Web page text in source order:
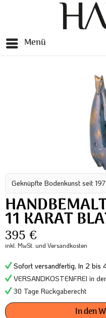
Menü
Geknüpfte Bodenkunst seit
11 KARAT
395 €
inkl. MwSt. und Versandkosten
Sofort versandfertig, In 2 bis
VERSANDKOSTENFREI in
30 Tage Rückgaberecht
In den